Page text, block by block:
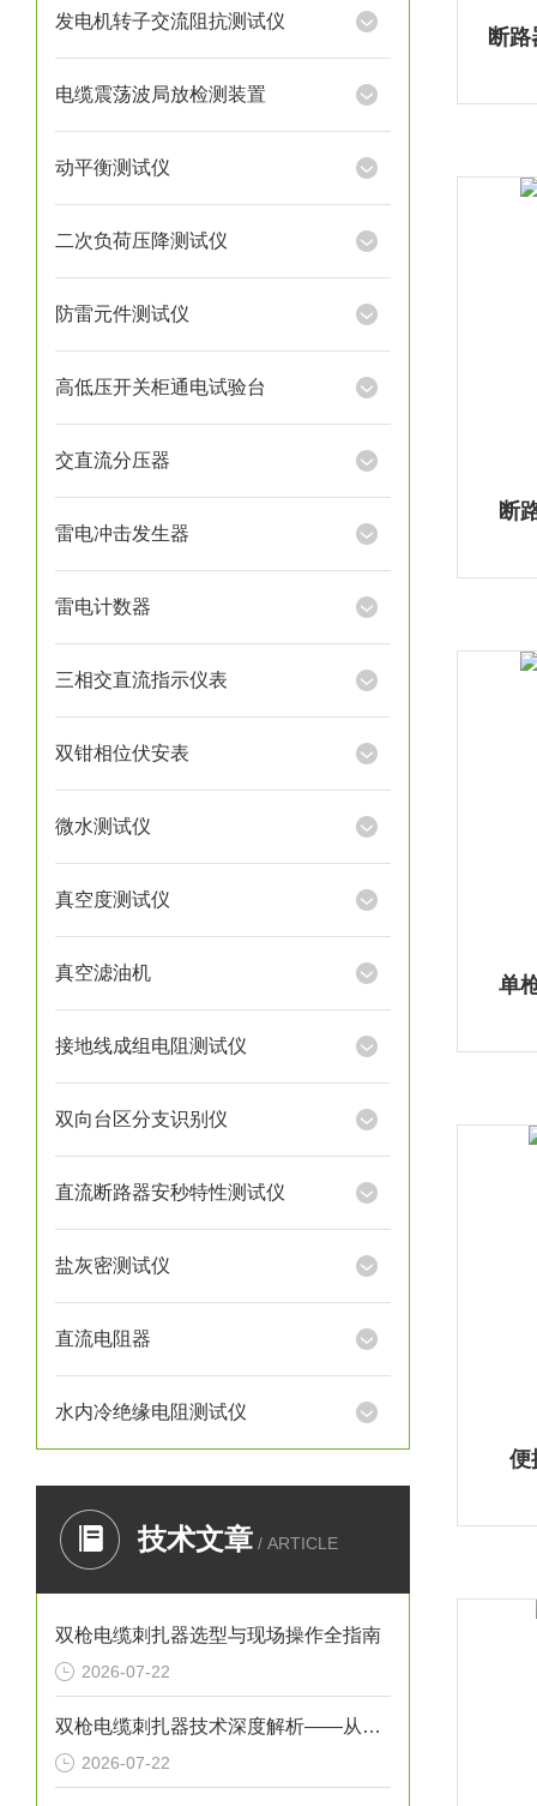
发电机转子交流阻抗测试仪
电缆震荡波局放检测装置
动平衡测试仪
二次负荷压降测试仪
防雷元件测试仪
高低压开关柜通电试验台
交直流分压器
雷电冲击发生器
雷电计数器
三相交直流指示仪表
双钳相位伏安表
微水测试仪
真空度测试仪
真空滤油机
接地线成组电阻测试仪
双向台区分支识别仪
直流断路器安秒特性测试仪
盐灰密测试仪
直流电阻器
水内冷绝缘电阻测试仪
技术文章 / ARTICLE
双枪电缆刺扎器选型与现场操作全指南
2026-07-22
双枪电缆刺扎器技术深度解析——从原理到安全设计
2026-07-22
断
断
单
便